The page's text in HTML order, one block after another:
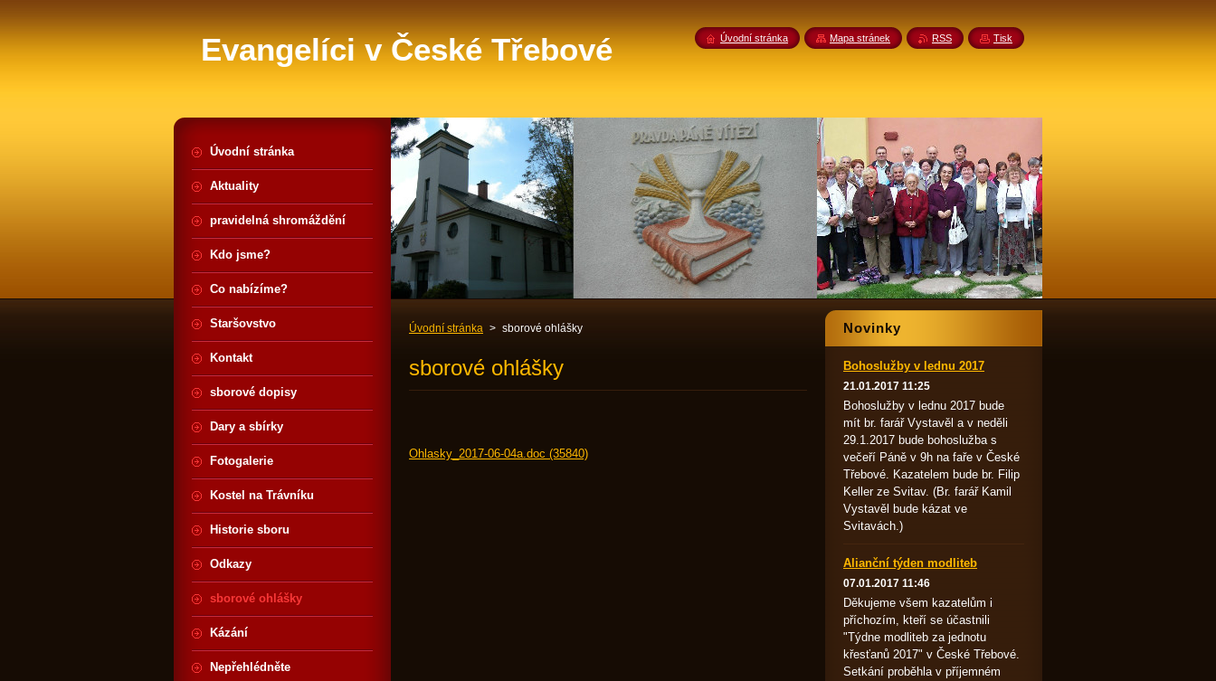
Evangelíci v České Třebové
Úvodní stránka > sborové ohlášky
sborové ohlášky
Ohlasky_2017-06-04a.doc (35840)
Novinky
Bohoslužby v lednu 2017
21.01.2017 11:25
Bohoslužby v lednu 2017 bude
mít br. farář Vystavěl a v neděli
29.1.2017 bude bohoslužba s
večeří Páně v 9h na faře v České
Třebové. Kazatelem bude br. Filip
Keller ze Svitav. (Br. farář Kamil
Vystavěl bude kázat ve
Svitavách.)
Alianční týden modliteb
07.01.2017 11:46
Děkujeme všem kazatelům i
příchozím, kteří se účastnili
"Týdne modliteb za jednotu
křesťanů 2017" v České Třebové.
Setkání proběhla v příjemném
Úvodní stránka
Aktuality
pravidelná shromáždění
Kdo jsme?
Co nabízíme?
Staršovstvo
Kontakt
sborové dopisy
Dary a sbírky
Fotogalerie
Kostel na Trávníku
Historie sboru
Odkazy
sborové ohlášky
Kázání
Nepřehlédněte
Úvodní stránka Mapa stránek RSS Tisk